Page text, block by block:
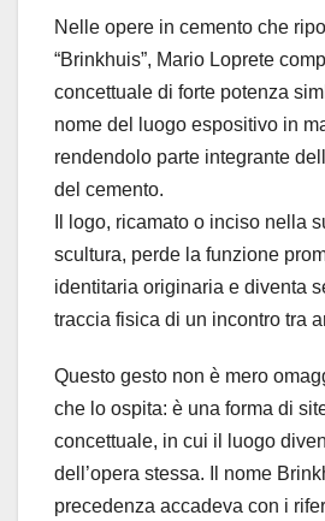
Nelle opere in cemento che
“Brinkhuis”, Mario Loprete
concettuale di forte potenza
nome del luogo espositivo in
rendendolo parte integrante
del cemento.
Il logo, ricamato o inciso nella
scultura, perde la funzione
identitaria originaria e diventa
traccia fisica di un incontro tra
Questo gesto non è mero
che lo ospita: è una forma di
concettuale, in cui il luogo
dell’opera stessa. Il nome
precedenza accadeva con i